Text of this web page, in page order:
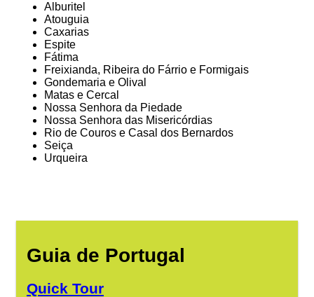
Alburitel
Atouguia
Caxarias
Espite
Fátima
Freixianda, Ribeira do Fárrio e Formigais
Gondemaria e Olival
Matas e Cercal
Nossa Senhora da Piedade
Nossa Senhora das Misericórdias
Rio de Couros e Casal dos Bernardos
Seiça
Urqueira
Guia de Portugal
Quick Tour